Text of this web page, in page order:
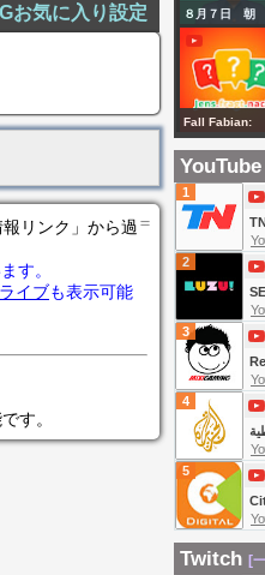
お気に入り設定
＝
リンク」から過
す。
イブも表示可能
す。
８月７日 朝
LIVE！トラン
ウォーシュに
げ圧力‼️パワハ
下げはよ！！米
株投資🇺🇸
Fall Fabian:
Mordprozess
Schwester |
1
2
3
4
5
Twitch [